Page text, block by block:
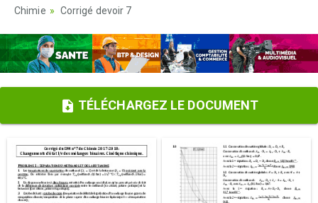
Chimie
Corrigé devoir 7
TÉLÉCHARGEZ LE DOCUMENT